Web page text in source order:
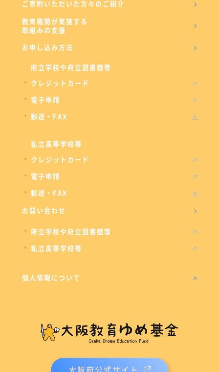
ご寄附いただいた方々のご紹介
教育機関が実施する
取組みの支援
お申し込み方法
府立学校や府立図書館等
クレジットカード
電子申請
郵送・FAX
私立高等学校等
クレジットカード
電子申請
郵送・FAX
お問い合わせ
府立学校や府立図書館等
私立高等学校等
個人情報について